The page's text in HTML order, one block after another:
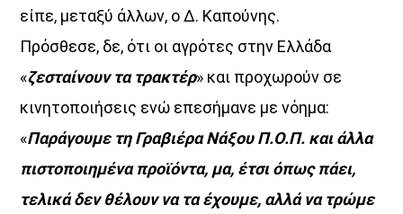
Ένωσης Αγροτικών Συναιτερισμών Νάξου
Discover More
είπε, μεταξύ άλλων, ο Δ. Καπούνης.
Πρόσθεσε, δε, ότι οι αγρότες στην Ελλάδα
«ζεσταίνουν τα τρακτέρ» και προχωρούν σε
κινητοποιήσεις ενώ επεσήμανε με νόημα:
«Παράγουμε τη Γραβιέρα Νάξου Π.Ο.Π. και άλλα
πιστοποιημένα προϊόντα, μα, έτσι όπως πάει,
τελικά δεν θέλουν να τα έχουμε, αλλά να τρώμε